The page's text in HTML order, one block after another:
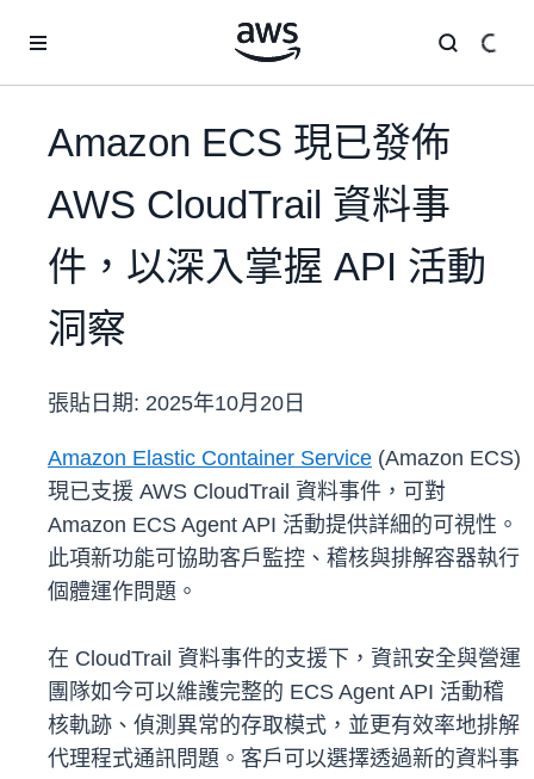
Amazon ECS 現已發佈
AWS CloudTrail 資料事
件，以深入掌握 API 活動
洞察
張貼日期: 2025年10月20日
Amazon Elastic Container Service (Amazon ECS)
現已支援 AWS CloudTrail 資料事件，可對
Amazon ECS Agent API 活動提供詳細的可視性。
此項新功能可協助客戶監控、稽核與排解容器執行
個體運作問題。
在 CloudTrail 資料事件的支援下，資訊安全與營運
團隊如今可以維護完整的 ECS Agent API 活動稽
核軌跡、偵測異常的存取模式，並更有效率地排解
代理程式通訊問題。客戶可以選擇透過新的資料事